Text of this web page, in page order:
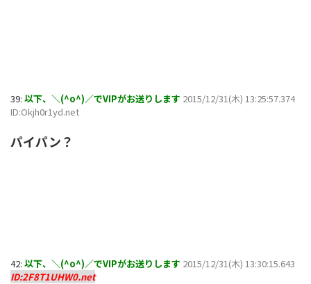
39: 以下、＼(^o^)／でVIPがお送りします 2015/12/31(木) 13:25:57.374
ID:Okjh0r1yd.net
パイパン？
42: 以下、＼(^o^)／でVIPがお送りします 2015/12/31(木) 13:30:15.643
ID:2F8T1UHW0.net